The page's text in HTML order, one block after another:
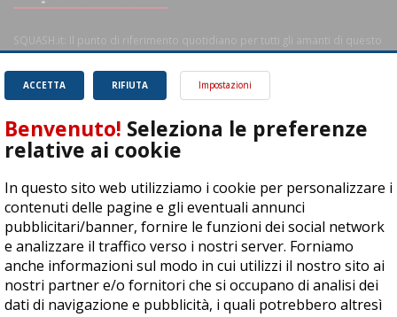
SQUASH.it: Il punto di riferimento quotidiano per tutti gli amanti di questo
RIFIUTA
ACCETTA Impostazioni
Benvenuto! Seleziona le preferenze
relative ai cookie
In questo sito web utilizziamo i cookie per personalizzare i
contenuti delle pagine e gli eventuali annunci
pubblicitari/banner, fornire le funzioni dei social network
e analizzare il traffico verso i nostri server. Forniamo
anche informazioni sul modo in cui utilizzi il nostro sito ai
nostri partner e/o fornitori che si occupano di analisi dei
dati di navigazione e pubblicità, i quali potrebbero altresì
04278030988
© Copyright 2015 | All Rights Reserved - Powered byDynDevice
Privacy Policy Cookie Policy Accessibilità Sitemap